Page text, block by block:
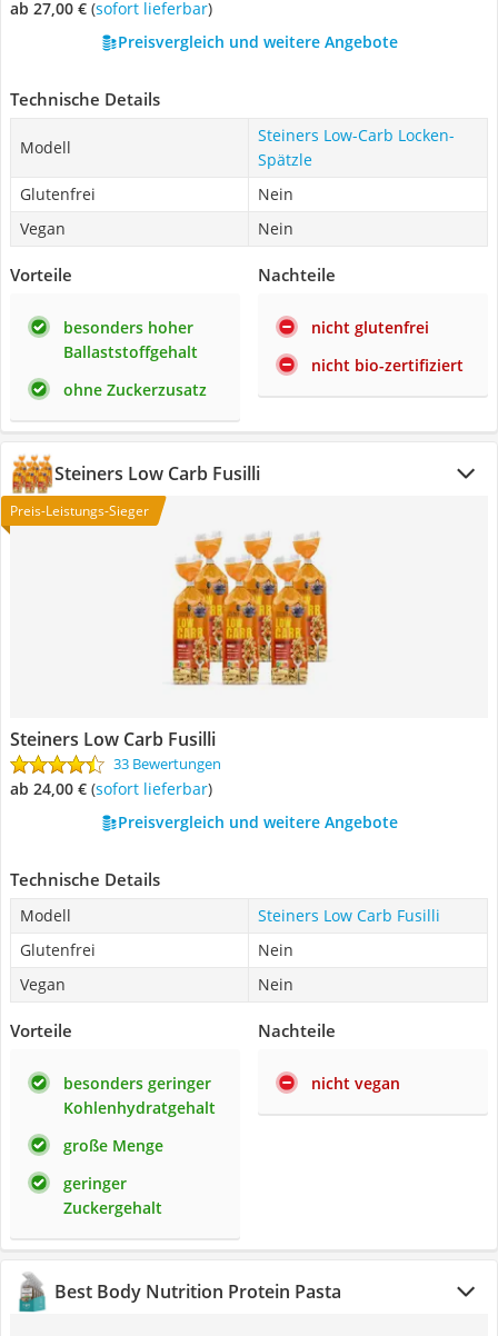
ab 27,00 € ( Sofort lieferbar)
Preisvergleich und weitere Angebote
Technische Details
Modell
Steiners Low-Carb Locken-
Spätzle
Glutenfrei
Nein
Vegan
Nein
Vorteile
besonders hoher
Ballaststoffgehalt
ohne Zuckerzusatz
Nachteile
nicht glutenfrei
nicht bio-zertifiziert
Steiners Low Carb Fusilli
Preis-Leistungs-Sieger
Steiners Low Carb Fusilli
33 Bewertungen
ab 24,00 € ( Sofort lieferbar)
Preisvergleich und weitere Angebote
Technische Details
Modell
Steiners Low Carb Fusilli
Glutenfrei
Nein
Vegan
Nein
Vorteile
besonders geringer
Kohlenhydratgehalt
große Menge
geringer
Zuckergehalt
Nachteile
nicht vegan
Best Body Nutrition Protein Pasta